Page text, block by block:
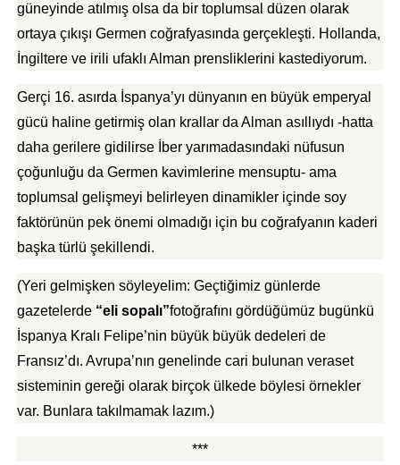
güneyinde atılmış olsa da bir toplumsal düzen olarak
ortaya çıkışı Germen coğrafyasında gerçekleşti. Hollanda,
İngiltere ve irili ufaklı Alman prensliklerini kastediyorum.
Gerçi 16. asırda İspanya’yı dünyanın en büyük emperyal
gücü haline getirmiş olan krallar da Alman asıllıydı -hatta
daha gerilere gidilirse İber yarımadasındaki nüfusun
çoğunluğu da Germen kavimlerine mensuptu- ama
toplumsal gelişmeyi belirleyen dinamikler içinde soy
faktörünün pek önemi olmadığı için bu coğrafyanın kaderi
başka türlü şekillendi.
(Yeri gelmişken söyleyelim: Geçtiğimiz günlerde
gazetelerde “eli sopalı”fotoğrafını gördüğümüz bugünkü
İspanya Kralı Felipe’nin büyük büyük dedeleri de
Fransız’dı. Avrupa’nın genelinde cari bulunan veraset
sisteminin gereği olarak birçok ülkede böylesi örnekler
var. Bunlara takılmamak lazım.)
***